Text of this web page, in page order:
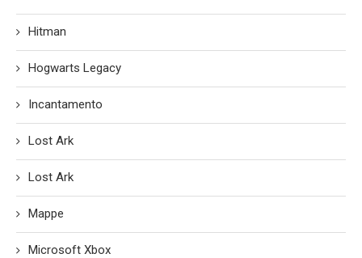
Hitman
Hogwarts Legacy
Incantamento
Lost Ark
Lost Ark
Mappe
Microsoft Xbox